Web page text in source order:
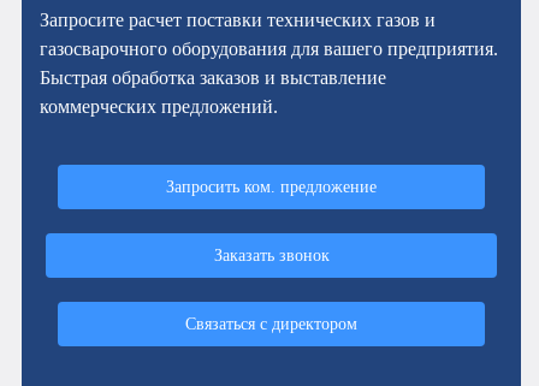
Запросите расчет поставки технических газов и
газосварочного оборудования для вашего предприятия.
Быстрая обработка заказов и выставление
коммерческих предложений.
Запросить ком. предложение
Заказать звонок
Связаться с директором